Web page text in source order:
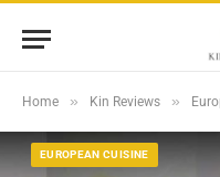
Home » Kin Reviews »
EUROPEAN CUISINE